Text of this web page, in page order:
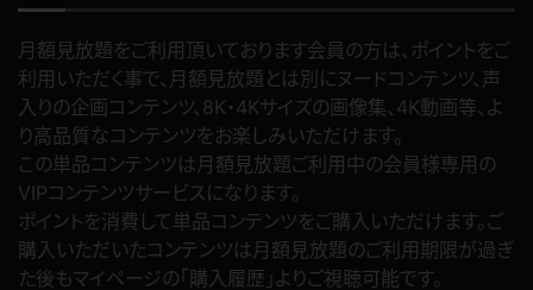
月額見放題をご利用頂いております会員の方は、ポイントをご
利用いただく事で、月額見放題とは別にヌードコンテンツ、声
入りの企画コンテンツ、8K・4Kサイズの画像集、4K動画等、よ
り高品質なコンテンツをお楽しみいただけます。
この単品コンテンツは月額見放題ご利用中の会員様専用の
VIPコンテンツサービスになります。
ポイントを消費して単品コンテンツをご購入いただけます。ご
購入いただいたコンテンツは月額見放題のご利用期限が過ぎ
た後もマイページの「購入履歴」よりご視聴可能です。